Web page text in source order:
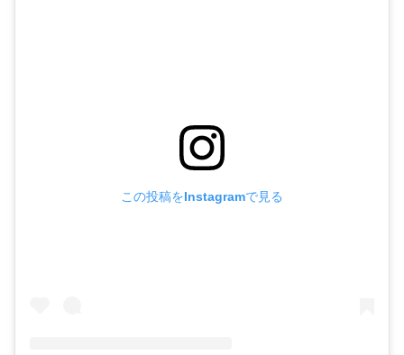
この投稿をInstagramで見る